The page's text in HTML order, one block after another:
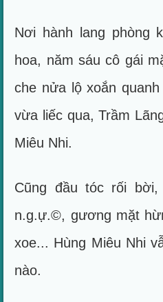
Nơi hành lang phòng
hoa, năm sáu cô gái
che nửa lộ xoắn
vừa liếc qua, Trầm
Miêu Nhi.
Cũng đầu tóc rối
n.g.ự.©, gương mặt
xoe... Hùng Miêu Nhi
nào.